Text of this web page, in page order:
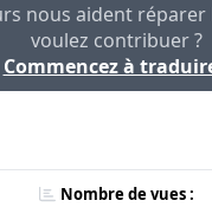
nous aident réparer
voulez contribuer ?
Commencez à
Nombre de vues :